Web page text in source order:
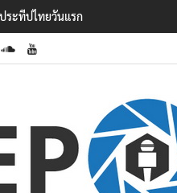
กวาดรายได้ 2.3 หมื่นล้านยูโร คว้า